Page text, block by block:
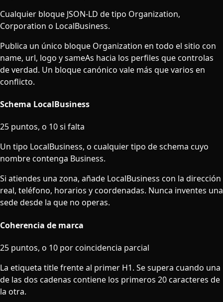
Cualquier bloque JSON-LD de tipo Organization,
Corporation o LocalBusiness.
Publica un único bloque Organization en todo el sitio con
name, url, logo y sameAs hacia los perfiles que controlas
de verdad. Un bloque canónico vale más que varios en
conflicto.
Schema LocalBusiness
25 puntos, o 10 si falta
Un tipo LocalBusiness, o cualquier tipo de schema cuyo
nombre contenga Business.
Si atiendes una zona, añade LocalBusiness con la dirección
real, teléfono, horarios y coordenadas. Nunca inventes una
sede desde la que no operas.
Coherencia de marca
25 puntos, o 10 por coincidencia parcial
La etiqueta title frente al primer H1. Se supera cuando una
de las dos cadenas contiene los primeros 20 caracteres de
la otra.